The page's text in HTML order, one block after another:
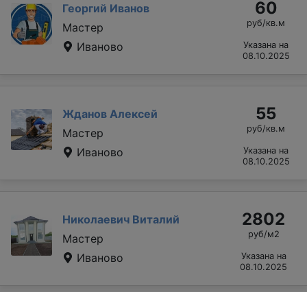
Георгий Иванов
Мастер
Иваново
60
руб/кв.м
Указана на
08.10.2025
Жданов Алексей
Мастер
Иваново
55
руб/кв.м
Указана на
08.10.2025
Николаевич Виталий
Мастер
Иваново
2802
руб/м2
Указана на
08.10.2025